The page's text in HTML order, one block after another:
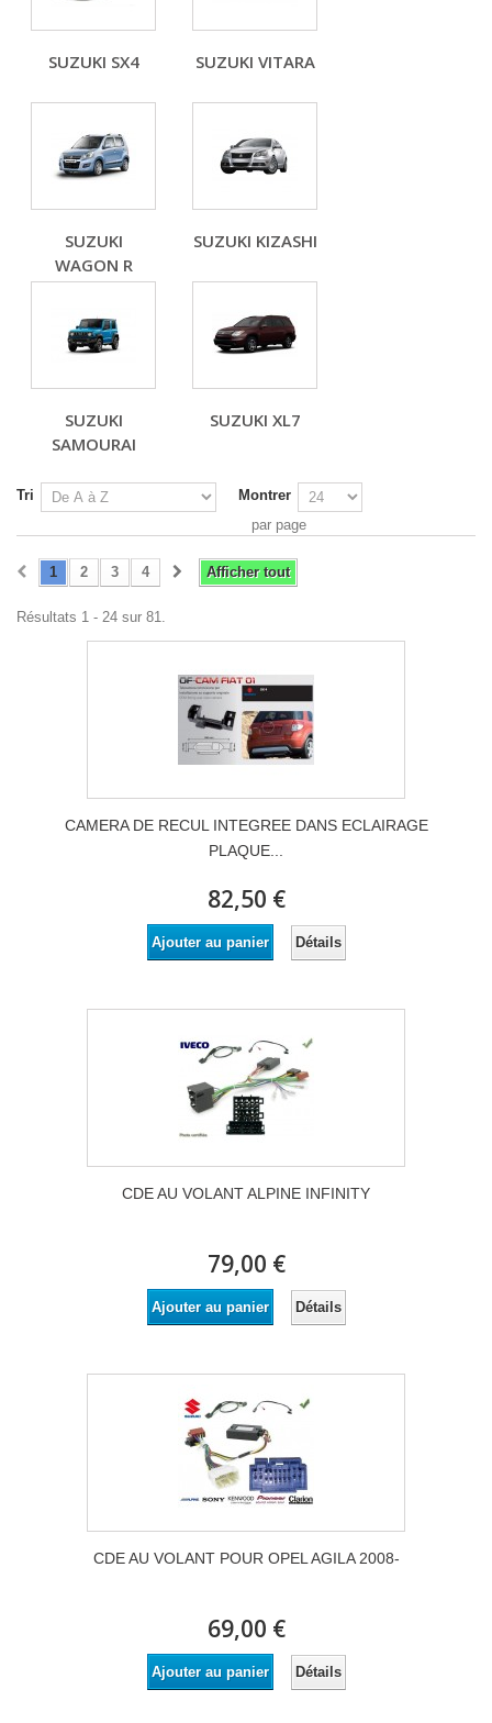
SUZUKI SX4 SUZUKI VITARA
SUZUKI
WAGON R
SUZUKI KIZASHI
SUZUKI
SAMOURAI
SUZUKI XL7
Tri
Montrer
par page
Afficher tout
1 2 3 4
Résultats 1 - 24 sur 81.
CAMERA DE RECUL INTEGREE DANS ECLAIRAGE
PLAQUE...
82,50 €
Ajouter au panier Détails
CDE AU VOLANT ALPINE INFINITY
79,00 €
Ajouter au panier Détails
CDE AU VOLANT POUR OPEL AGILA 2008-
69,00 €
Ajouter au panier Détails